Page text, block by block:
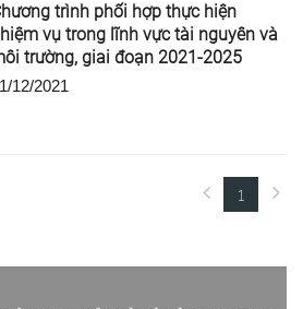
trình phối hợp thực hiện
vụ trong lĩnh vực tài nguyên và
trường, giai đoạn 2021-2025
12/2021
1(current)